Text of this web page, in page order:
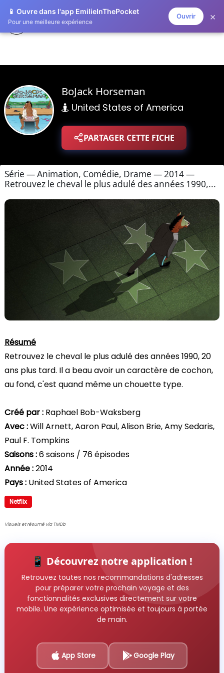
📱 Ouvre dans l'app EmilieInThePocket
Pour une meilleure expérience
Ouvrir ×
ZAPLISTOO
BoJack Horseman
United States of America
PARTAGER CETTE FICHE
Série — Animation, Comédie, Drame — 2014 —
Retrouvez le cheval le plus adulé des années 1990,...
Résumé
Retrouvez le cheval le plus adulé des années 1990, 20
ans plus tard. Il a beau avoir un caractère de cochon,
au fond, c'est quand même un chouette type.
Créé par : Raphael Bob-Waksberg
Avec :Will Arnett, Aaron Paul, Alison Brie, Amy Sedaris,
Paul F. Tompkins
Saisons :6 saisons / 76 épisodes
Année :2014
Pays : United States of America
Netflix
Visuels et résumé via TMDb
📱 Découvrez notre application !
Retrouvez toutes nos recommandations d'adresses
pour préparer votre prochain voyage et des
fonctionnalités exclusives directement sur votre
mobile. Une expérience optimisée et toujours à portée
de main.
App Store Google Play